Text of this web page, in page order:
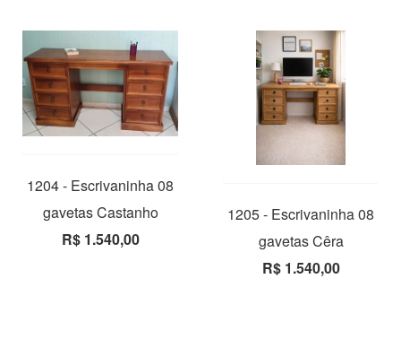
1204 - Escrivaninha 08
gavetas Castanho
R$ 1.540,00
1205 - Escrivaninha 08
gavetas Cêra
R$ 1.540,00